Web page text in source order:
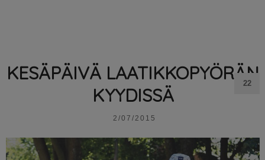
KESÄPÄIVÄ LAATIKKOPYÖRÄN
KYYDISSÄ
2/07/2015
22